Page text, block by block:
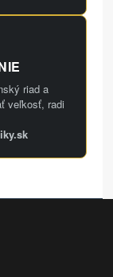
riad a
veľkosť, radi